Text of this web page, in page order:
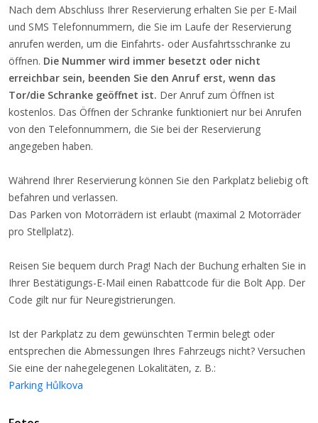
Nach dem Abschluss Ihrer Reservierung erhalten Sie per E-Mail
und SMS Telefonnummern, die Sie im Laufe der Reservierung
anrufen werden, um die Einfahrts- oder Ausfahrtsschranke zu
öffnen. Die Nummer wird immer besetzt oder nicht
erreichbar sein, beenden Sie den Anruf erst, wenn das
Tor/die Schranke geöffnet ist. Der Anruf zum Öffnen ist
kostenlos. Das Öffnen der Schranke funktioniert nur bei Anrufen
von den Telefonnummern, die Sie bei der Reservierung
angegeben haben.
Während Ihrer Reservierung können Sie den Parkplatz beliebig oft
befahren und verlassen.
Das Parken von Motorrädern ist erlaubt (maximal 2 Motorräder
pro Stellplatz).
Reisen Sie bequem durch Prag! Nach der Buchung erhalten Sie in
Ihrer Bestätigungs-E-Mail einen Rabattcode für die Bolt App. Der
Code gilt nur für Neuregistrierungen.
Ist der Parkplatz zu dem gewünschten Termin belegt oder
entsprechen die Abmessungen Ihres Fahrzeugs nicht? Versuchen
Sie eine der nahegelegenen Lokalitäten, z. B.:
Parking Hůlkova